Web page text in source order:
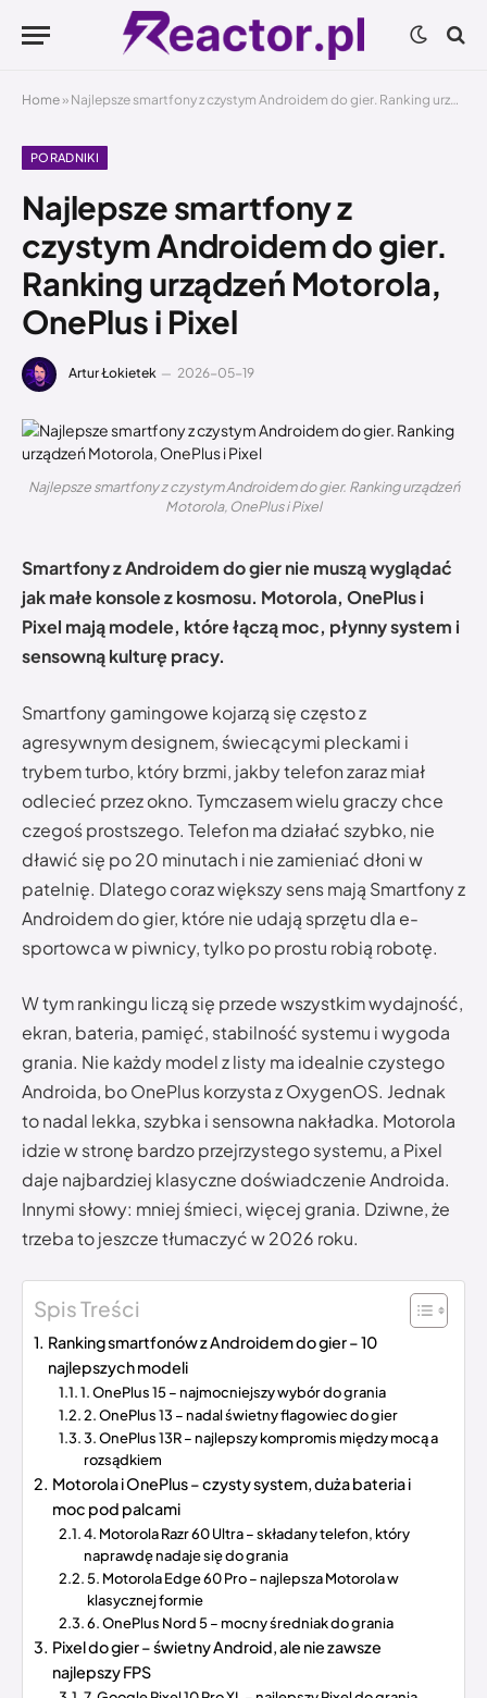
Home » Najlepsze smartfony z czystym Androidem do gier. Ranking urządzeń Motorola, OnePlus i Pixel
PORADNIKI
Najlepsze smartfony z
czystym Androidem do gier.
Ranking urządzeń Motorola,
OnePlus i Pixel
Artur Łokietek 2026-05-19
Najlepsze smartfony z czystym Androidem do gier. Ranking urządzeń
Motorola, OnePlus i Pixel
Smartfony z Androidem do gier nie muszą wyglądać
jak małe konsole z kosmosu. Motorola, OnePlus i
Pixel mają modele, które łączą moc, płynny system i
sensowną kulturę pracy.
Smartfony gamingowe kojarzą się często z
agresywnym designem, świecącymi pleckami i
trybem turbo, który brzmi, jakby telefon zaraz miał
odlecieć przez okno. Tymczasem wielu graczy chce
czegoś prostszego. Telefon ma działać szybko, nie
dławić się po 20 minutach i nie zamieniać dłoni w
patelnię. Dlatego coraz większy sens mają Smartfony z
Androidem do gier, które nie udają sprzętu dla e-
sportowca w piwnicy, tylko po prostu robią robotę.
W tym rankingu liczą się przede wszystkim wydajność,
ekran, bateria, pamięć, stabilność systemu i wygoda
grania. Nie każdy model z listy ma idealnie czystego
Androida, bo OnePlus korzysta z OxygenOS. Jednak
to nadal lekka, szybka i sensowna nakładka. Motorola
idzie w stronę bardzo przejrzystego systemu, a Pixel
daje najbardziej klasyczne doświadczenie Androida.
Innymi słowy: mniej śmieci, więcej grania. Dziwne, że
trzeba to jeszcze tłumaczyć w 2026 roku.
Spis Treści
Ranking smartfonów z Androidem do gier – 10
najlepszych modeli
1. OnePlus 15 – najmocniejszy wybór do grania
2. OnePlus 13 – nadal świetny flagowiec do gier
3. OnePlus 13R – najlepszy kompromis między mocą a
rozsądkiem
Motorola i OnePlus – czysty system, duża bateria i
moc pod palcami
4. Motorola Razr 60 Ultra – składany telefon, który
naprawdę nadaje się do grania
5. Motorola Edge 60 Pro – najlepsza Motorola w
klasycznej formie
6. OnePlus Nord 5 – mocny średniak do grania
Pixel do gier – świetny Android, ale nie zawsze
najlepszy FPS